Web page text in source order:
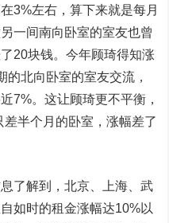
3%左右，算下来就是每月
一间南向卧室的室友也曾
20块钱。今年顾琦得知涨
北向卧室的室友交流，
7%。这让顾琦更不平衡，
半个月的卧室，涨幅差了
解到，北京、上海、武
如时的租金涨幅达10%以